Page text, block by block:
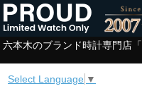
六本木のブランド時計専門店「
Select Language ▼